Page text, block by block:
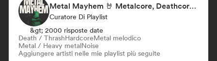
Metal Mayhem 🤘 Metalcore, Deathcore & Progressive Metal
Curatore Di Playlist
&gt; 2000 risposte date
Death / ThrashHardcoreMetal melodico
Metal / Heavy metalNoise
Aggiungere artisti nelle mie playlist più seguite